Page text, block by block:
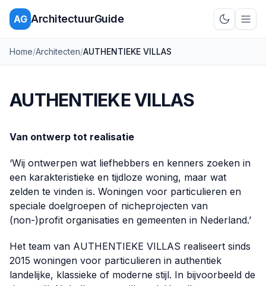
AG ArchitectuurGuide
Schakel
Home/Architecten/AUTHENTIEKE VILLAS
AUTHENTIEKE VILLAS
Van ontwerp tot realisatie
‘Wij ontwerpen wat liefhebbers en kenners zoeken in
een karakteristieke en tijdloze woning, maar wat
zelden te vinden is. Woningen voor particulieren en
speciale doelgroepen of nicheprojecten van
(non-)profit organisaties en gemeenten in Nederland.’
Het team van AUTHENTIEKE VILLAS realiseert sinds
2015 woningen voor particulieren in authentiek
landelijke, klassieke of moderne stijl. In bijvoorbeeld de